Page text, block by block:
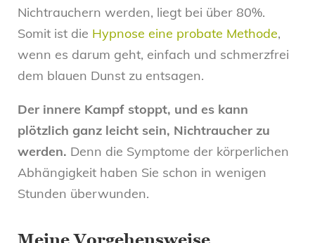
Nichtrauchern werden, liegt bei über 80%.
Somit ist die Hypnose eine probate Methode,
wenn es darum geht, einfach und schmerzfrei
dem blauen Dunst zu entsagen.
Der innere Kampf stoppt, und es kann
plötzlich ganz leicht sein, Nichtraucher zu
werden. Denn die Symptome der körperlichen
Abhängigkeit haben Sie schon in wenigen
Stunden überwunden.